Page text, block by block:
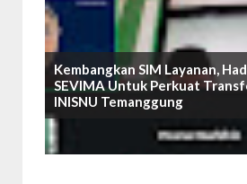
Kembangkan SIM Layanan,
SEVIMA Untuk Perkuat
INISNU Temanggung